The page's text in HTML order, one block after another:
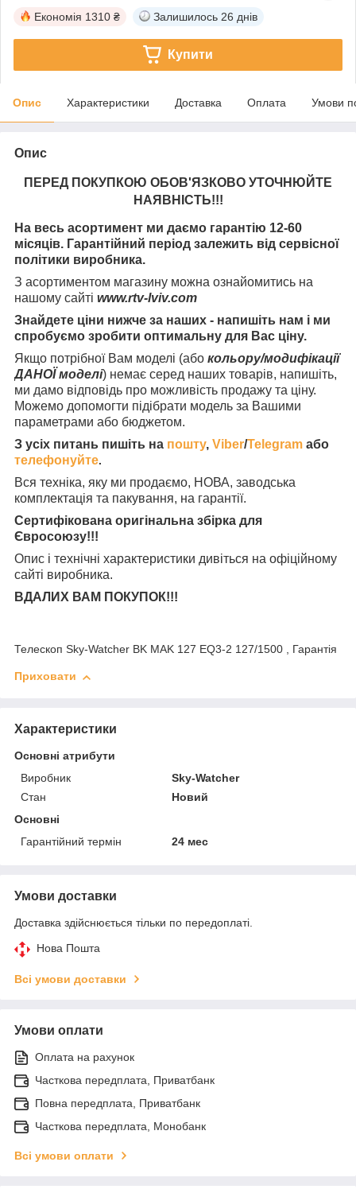
Економія 1310 ₴ Залишилось 26 днів
Купити
Опис Характеристики Доставка Оплата Умови
Опис
ПЕРЕД ПОКУПКОЮ ОБОВ'ЯЗКОВО УТОЧНЮЙТЕ
НАЯВНІСТЬ!!!
На весь асортимент ми даємо гарантію 12-60
місяців. Гарантійний період залежить від сервісної
політики виробника.
З асортиментом магазину можна ознайомитись на
нашому сайті www.rtv-lviv.com
Знайдете ціни нижче за наших - напишіть нам і ми
спробуємо зробити оптимальну для Вас ціну.
Якщо потрібної Вам моделі (або кольору/модифікації
ДАНОЇ моделі) немає серед наших товарів, напишіть,
ми дамо відповідь про можливість продажу та ціну.
Можемо допомогти підібрати модель за Вашими
параметрами або бюджетом.
З усіх питань пишіть на пошту, Viber/Telegram або
телефонуйте.
Вся техніка, яку ми продаємо, НОВА, заводська
комплектація та пакування, на гарантії.
Сертифікована оригінальна збірка для
Євросоюзу!!!
Опис і технічні характеристики дивіться на офіційному
сайті виробника.
ВДАЛИХ ВАМ ПОКУПОК!!!
Телескоп Sky-Watcher BK MAK 127 EQ3-2 127/1500 , Гарантія
Приховати
Характеристики
Основні атрибути
Виробник
Sky-Watcher
Стан
Новий
Основні
Гарантійний термін
24 мес
Умови доставки
Доставка здійснюється тільки по передоплаті.
Нова Пошта
Всі умови доставки
Умови оплати
Оплата на рахунок
Часткова передплата, Приватбанк
Повна передплата, Приватбанк
Часткова передплата, Монобанк
Всі умови оплати